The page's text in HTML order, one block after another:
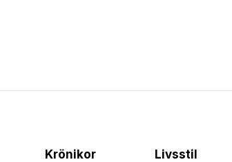
Krönikor Livsstil